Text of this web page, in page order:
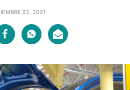
22, 2021